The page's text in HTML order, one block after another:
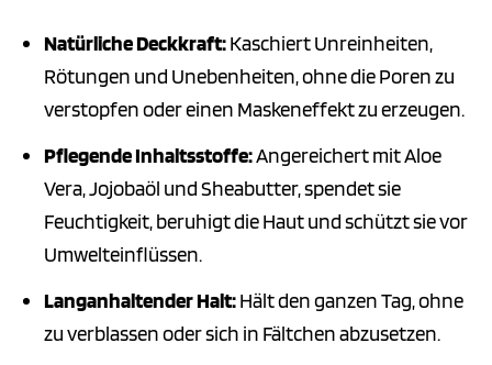
Natürliche Deckkraft:Kaschiert Unreinheiten,
Rötungen und Unebenheiten, ohne die Poren zu
verstopfen oder einen Maskeneffekt zu erzeugen.
Pflegende Inhaltsstoffe:Angereichert mit Aloe
Vera, Jojobaöl und Sheabutter, spendet sie
Feuchtigkeit, beruhigt die Haut und schützt sie vor
Umwelteinflüssen.
Langanhaltender Halt:Hält den ganzen Tag, ohne
zu verblassen oder sich in Fältchen abzusetzen.